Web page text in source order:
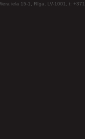
iela 15-1, Rīga, LV-1001, t: